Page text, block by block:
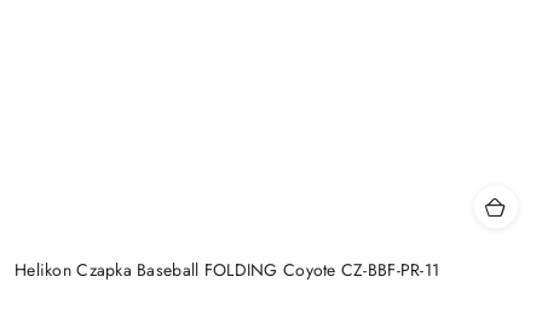
Helikon Czapka Baseball FOLDING Coyote CZ-BBF-PR-11